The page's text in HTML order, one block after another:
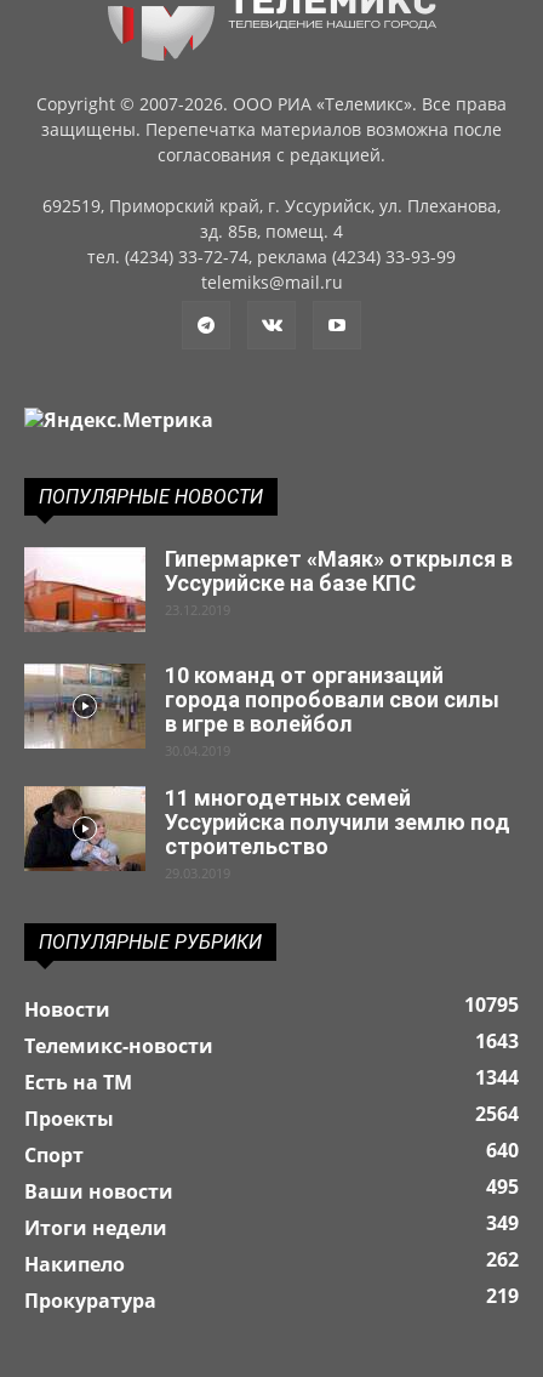
Copyright © 2007-2026. ООО РИА «Телемикс». Все права
защищены. Перепечатка материалов возможна после
согласования с редакцией.
692519, Приморский край, г. Уссурийск, ул. Плеханова,
зд. 85в, помещ. 4
тел. (4234) 33-72-74, реклама (4234) 33-93-99
telemiks@mail.ru
ПОПУЛЯРНЫЕ НОВОСТИ
Гипермаркет «Маяк» открылся в
Уссурийске на базе КПС
23.12.2019
10 команд от организаций
города попробовали свои силы
в игре в волейбол
30.04.2019
11 многодетных семей
Уссурийска получили землю под
строительство
29.03.2019
ПОПУЛЯРНЫЕ РУБРИКИ
Новости
10795
Телемикс-новости
1643
Есть на ТМ
1344
Проекты
2564
Спорт
640
Ваши новости
495
Итоги недели
349
Накипело
262
Прокуратура
219